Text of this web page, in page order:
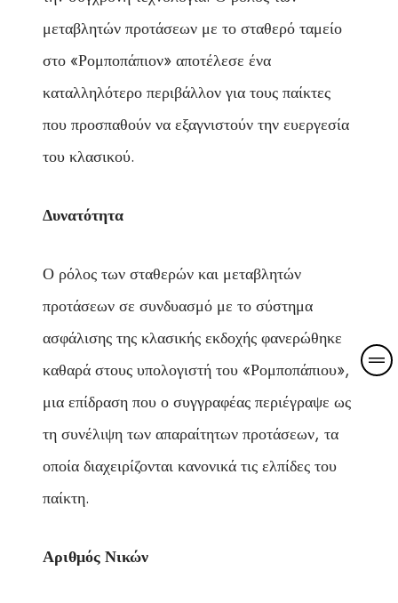
μεταβλητών προτάσεων με το σταθερό ταμείο
στο «Ρομποπάπιον» αποτέλεσε ένα
καταλληλότερο περιβάλλον για τους παίκτες
που προσπαθούν να εξαγνιστούν την ευεργεσία
του κλασικού.
Δυνατότητα
Ο ρόλος των σταθερών και μεταβλητών
προτάσεων σε συνδυασμό με το σύστημα
ασφάλισης της κλασικής εκδοχής φανερώθηκε
καθαρά στους υπολογιστή του «Ρομποπάπιου»,
μια επίδραση που ο συγγραφέας περιέγραψε ως
τη συνέλιψη των απαραίτητων προτάσεων, τα
οποία διαχειρίζονται κανονικά τις ελπίδες του
παίκτη.
Αριθμός Νικών